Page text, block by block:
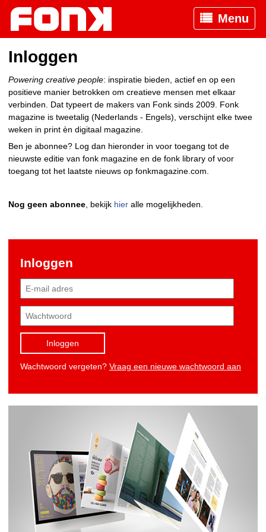
Menu
Inloggen
Powering creative people: inspiratie bieden, actief en op een
positieve manier betrokken om creatieve mensen met elkaar
verbinden. Dat typeert de makers van Fonk sinds 2009. Fonk
magazine is tweetalig (Nederlands - Engels), verschijnt elke twee
weken in print èn digitaal magazine.
Ben je abonnee? Log dan hieronder in voor toegang tot de
nieuwste editie van fonk magazine en de fonk library of voor
toegang tot het laatste nieuws op fonkmagazine.com.
Nog geen abonnee , bekijk hier alle mogelijkheden.
Inloggen
Inloggen
Wachtwoord vergeten? Vraag een nieuwe wachtwoord aan